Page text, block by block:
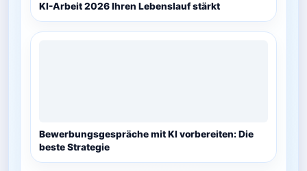
KI-Arbeit 2026 Ihren Lebenslauf stärkt
Bewerbungsgespräche mit KI vorbereiten: Die
beste Strategie